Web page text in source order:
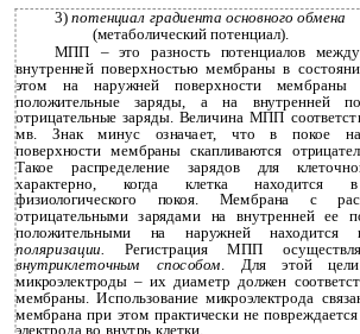
3)потенциал градиента основного обмена
(метаболический потенциал).
МПП – это разность потенциалов
внутренней поверхностью мембраны в
этом на наружней поверхности мембраны
положительные заряды, а на внутренней
отрицательные заряды. Величина МПП
мв. Знак минус означает, что в покое на
поверхности мембраны скапливаются
Такое распределение зарядов для
характерно, когда клетка находится
физиологического покоя. Мембрана с
отрицательными зарядами на внутренней ее
положительными на наружней находится
поляризации.Регистрация МПП
внутриклеточным способом. Для этой цели
микроэлектроды – их диаметр должен
мембраны. Использование микроэлектрода
мембрана при этом практически не